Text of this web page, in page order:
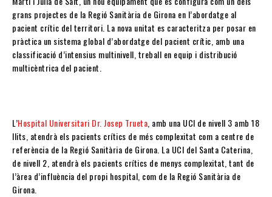
grans projectes de la Regió Sanitària de Girona en l’abordatge al
pacient crític del territori. La nova unitat es caracteritza per posar en
pràctica un sistema global d’abordatge del pacient crític, amb una
classificació d’intensius multinivell, treball en equip i distribució
multicèntrica del pacient.
L’Hospital Universitari Dr. Josep Trueta, amb una UCI de nivell 3 amb 18
llits, atendrà els pacients crítics de més complexitat com a centre de
referència de la Regió Sanitària de Girona. La UCI del Santa Caterina,
de nivell 2, atendrà els pacients crítics de menys complexitat, tant de
l’àrea d’influència del propi hospital, com de la Regió Sanitària de
Girona.